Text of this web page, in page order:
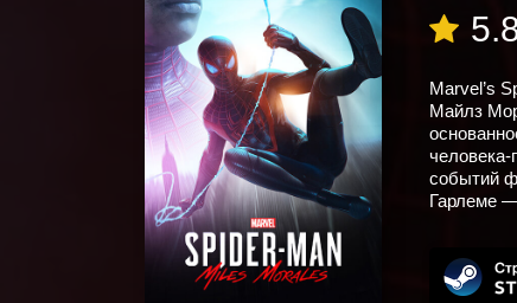
Marvel’s
Майлз
человека-
событий
Гарлеме